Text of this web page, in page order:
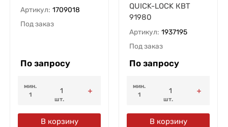
Артикул: 1709018
Под заказ
По запросу
мин.
1
шт.
В корзину
QUICK-LOCK КВТ
91980
Артикул: 1937195
Под заказ
По запросу
мин.
1
шт.
В корзину